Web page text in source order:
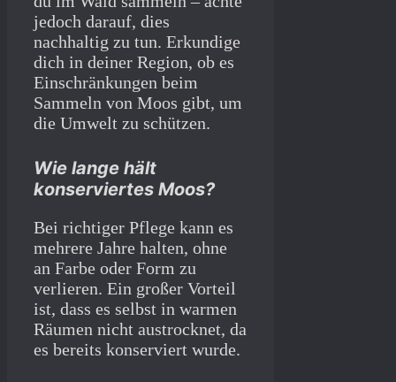
jedoch darauf, dies
nachhaltig zu tun. Erkundige
dich in deiner Region, ob es
Einschränkungen beim
Sammeln von Moos gibt, um
die Umwelt zu schützen.
Wie lange hält
konserviertes Moos?
Bei richtiger Pflege kann es
mehrere Jahre halten, ohne
an Farbe oder Form zu
verlieren. Ein großer Vorteil
ist, dass es selbst in warmen
Räumen nicht austrocknet, da
es bereits konserviert wurde.